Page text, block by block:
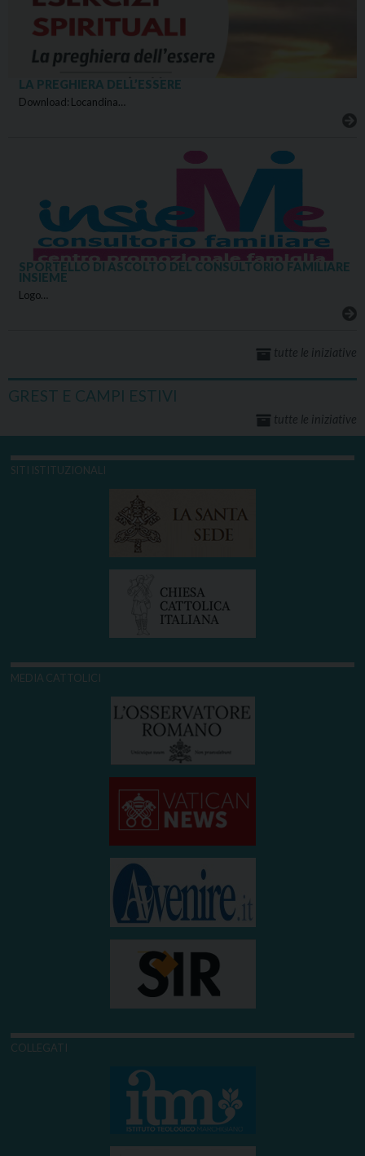
LA PREGHIERA DELL’ESSERE
Download: Locandina…
SPORTELLO DI ASCOLTO DEL CONSULTORIO FAMILIARE
INSIEME
Logo…
tutte le iniziative
GREST E CAMPI ESTIVI
tutte le iniziative
SITI ISTITUZIONALI
MEDIA CATTOLICI
COLLEGATI